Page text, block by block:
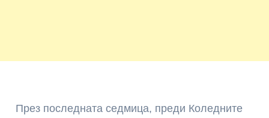
През последната седмица, преди Коледните